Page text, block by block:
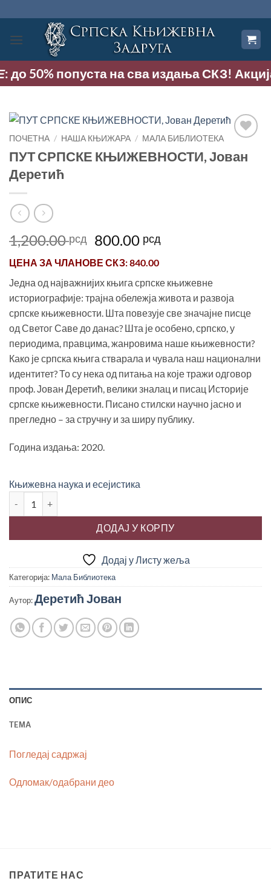
на
садржај
50% попуста на сва издања СКЗ! Акција
у
ПОЧЕТНА / НАША КЊИЖАРА / МАЛА БИБЛИОТЕКА
ПУТ СРПСКЕ КЊИЖЕВНОСТИ, Јован
Деретић
1,200.00рсд
Оригинална
је
била:
1,200.00 рсд.
800.00 рсдТренутна
800.00 рсд.
ЦЕНА ЗА ЧЛАНОВЕ СКЗ: 840.00
Једна од најважнијих књига српске књижевне
историографије: трајна обележја живота и развоја
српске књижевности. Шта повезује све значајне писце
од Светог Саве до данас? Шта је особено, српско, у
периодима, правцима, жанровима наше књижевности?
Како је српска књига стварала и чувала наш национални
идентитет? То су нека од питања на које тражи одговор
проф. Јован Деретић, велики зналац и писац Историје
српске књижевности. Писано стилски научно јасно и
прегледно – за стручну и за ширу публику.
Година издања: 2020.
Књижевна наука и есејистика
ДОДАЈ У КОРПУ
Додај у Листу жеља
Категорија: Мала Библиотека
Аутор:Деретић Јован
ОПИС
TEМА
Погледај садржај
Одломак/одабрани део
ПРАТИТЕ НАС